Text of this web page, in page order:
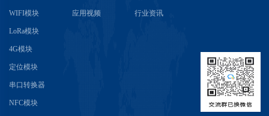
WIFI模块
LoRa模块
4G模块
定位模块
串口转换器
NFC模块
应用视频 行业资讯